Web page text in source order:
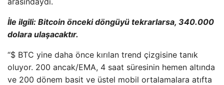
İle ilgili: Bitcoin önceki döngüyü tekrarlarsa, 340.000
dolara ulaşacaktır.
“$ BTC yine daha önce kırılan trend çizgisine tanık
oluyor. 200 ancak/EMA, 4 saat süresinin hemen altında
ve 200 dönem basit ve üstel mobil ortalamalara atıfta